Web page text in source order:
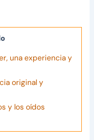
una experiencia y
original y
y los oídos